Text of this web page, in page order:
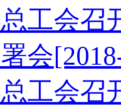
工会召
会
工会召